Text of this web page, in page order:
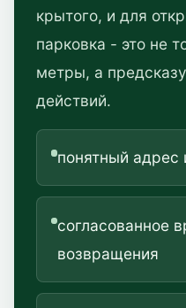
крытого, и для
парковка - это не
метры, а
действий.
понятный адрес
согласованное
возвращения